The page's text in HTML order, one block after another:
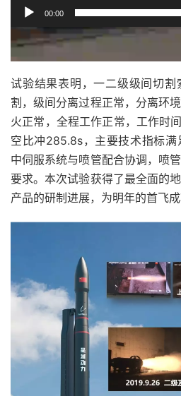
00:00
试验结果表明，一二级级间切
割，级间分离过程正常，分离环
火正常，全程工作正常，工作时
空比冲285.8s，主要技术指标
中伺服系统与喷管配合协调，喷
要求。本次试验获得了最全面的
产品的研制进展，为明年的首飞